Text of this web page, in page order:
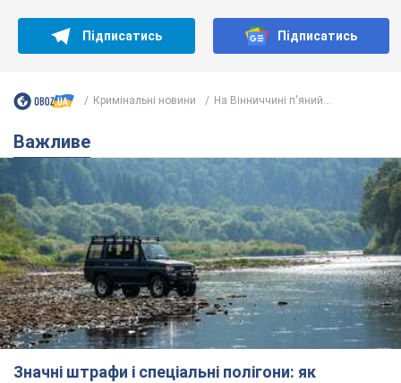
Підписатись Підписатись
Кримінальні новини На Вінниччині п'яний...
Важливе
Значні штрафи і спеціальні полігони: як